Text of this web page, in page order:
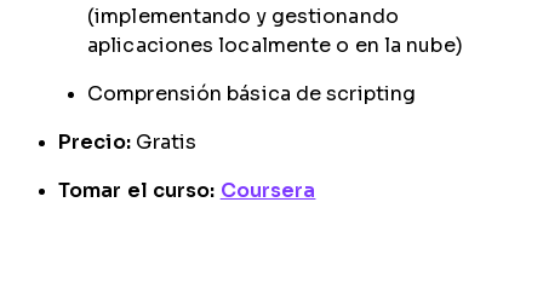
(implementando y gestionando
aplicaciones localmente o en la nube)
Comprensión básica de scripting
Precio:Gratis
Tomar el curso: Coursera